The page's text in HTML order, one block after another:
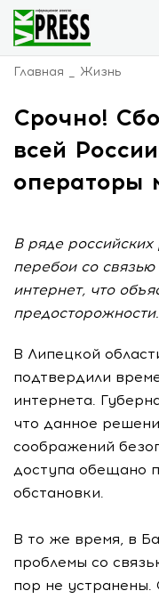
Главная Жизнь
Срочно!
всей
операторы
В ряде
перебои со
интернет, что
предосторожности.
В Липецкой
подтвердили
интернета.
что данное
соображений
доступа обещано
обстановки.
В то же время, в
проблемы со
пор не устранены.